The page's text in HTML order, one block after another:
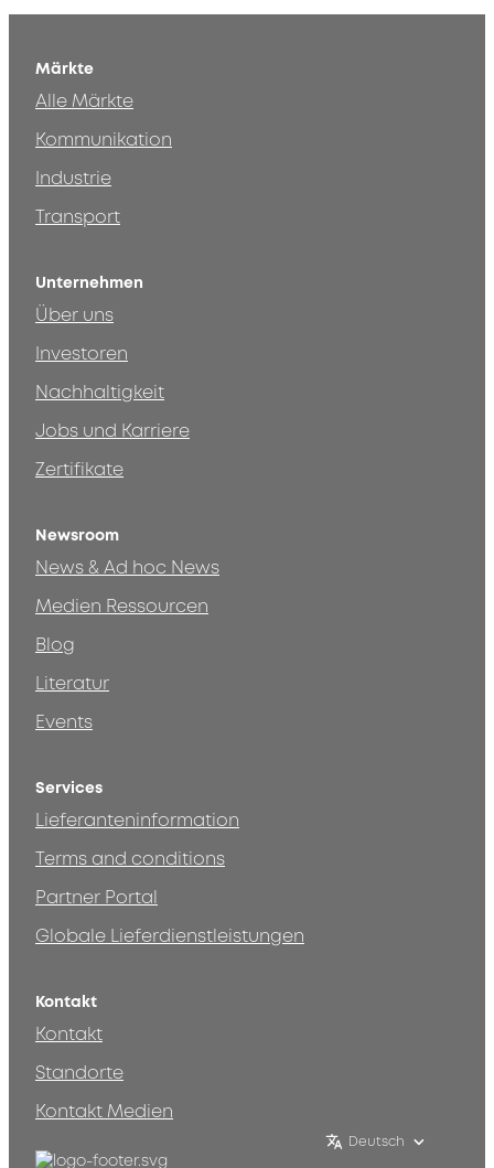
Märkte
Alle Märkte
Kommunikation
Industrie
Transport
Unternehmen
Über uns
Investoren
Nachhaltigkeit
Jobs und Karriere
Zertifikate
Newsroom
News & Ad hoc News
Medien Ressourcen
Blog
Literatur
Events
Services
Lieferanteninformation
Terms and conditions
Partner Portal
Globale Lieferdienstleistungen
Kontakt
Kontakt
Standorte
Kontakt Medien
Deutsch